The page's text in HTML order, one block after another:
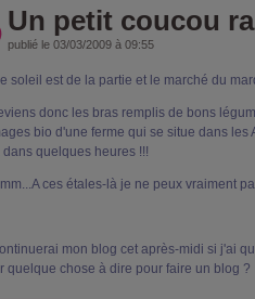
Un petit coucou
publié le 03/03/2009 à 09:55
soleil est de la partie et le marché du
donc les bras remplis de bons
bio d'une ferme qui se situe dans les
dans quelques heures !!!
ces étales-là je ne peux vraiment
mon blog cet après-midi si j'ai
quelque chose à dire pour faire un blog ?